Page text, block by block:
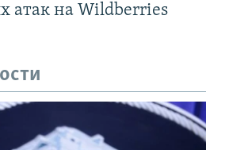
атак на Wildberries